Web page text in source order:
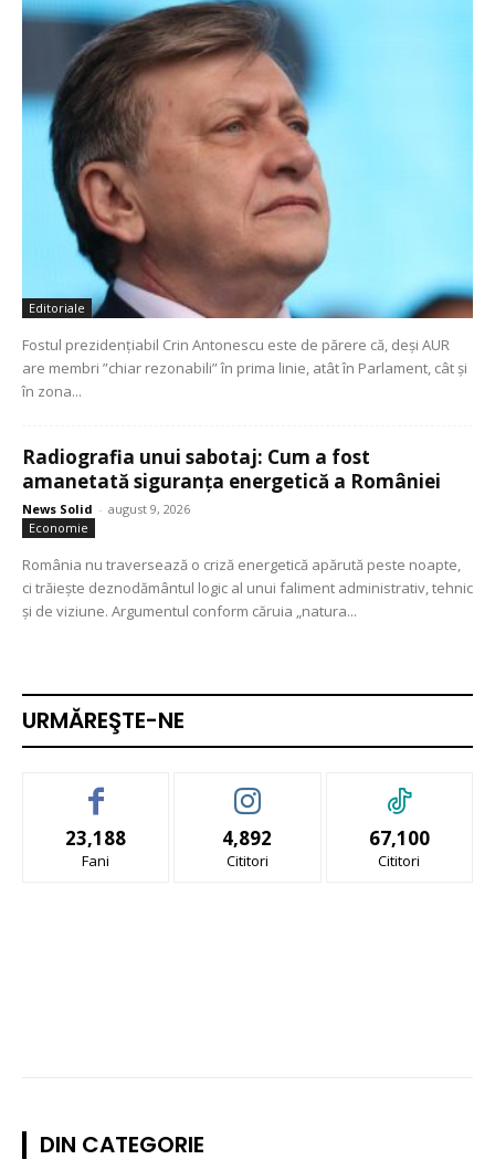
Editoriale
Fostul prezidenţiabil Crin Antonescu este de părere că, deşi AUR
are membri ”chiar rezonabili” în prima linie, atât în Parlament, cât şi
în zona...
Radiografia unui sabotaj: Cum a fost
amanetată siguranța energetică a României
News Solid - august 9, 2026
Economie
România nu traversează o criză energetică apărută peste noapte,
ci trăiește deznodământul logic al unui faliment administrativ, tehnic
și de viziune. Argumentul conform căruia „natura...
URMĂREŞTE-NE
23,188
Fani
4,892
Cititori
67,100
Cititori
DIN CATEGORIE